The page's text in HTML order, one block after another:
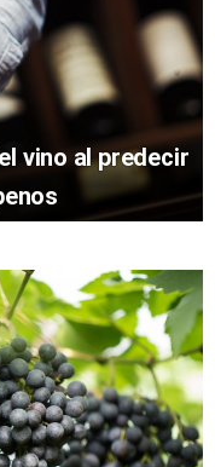
vino al predecir